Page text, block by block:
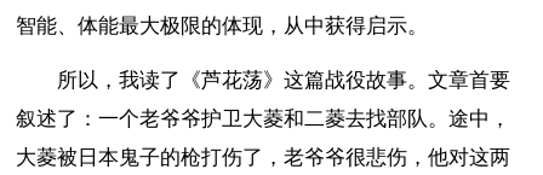
智能、体能最大极限的体现，从中获得启示。
所以，我读了《芦花荡》这篇战役故事。文章首要
叙述了：一个老爷爷护卫大菱和二菱去找部队。途中，
大菱被日本鬼子的枪打伤了，老爷爷很悲伤，他对这两